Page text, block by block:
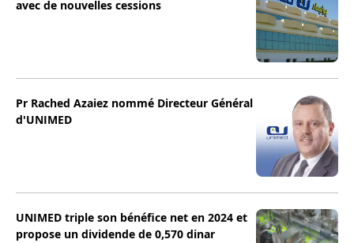
avec de nouvelles cessions
Pr Rached Azaiez nommé Directeur Général
d'UNIMED
UNIMED triple son bénéfice net en 2024 et
propose un dividende de 0,570 dinar